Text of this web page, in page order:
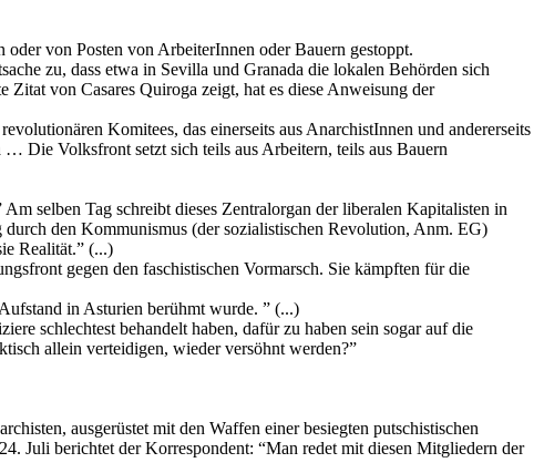
von Posten von ArbeiterInnen oder Bauern gestoppt.
zu, dass etwa in Sevilla und Granada die lokalen Behörden sich
von Casares Quiroga zeigt, hat es diese Anweisung der
Komitees, das einerseits aus AnarchistInnen und andererseits
Die Volksfront setzt sich teils aus Arbeitern, teils aus Bauern
selben Tag schreibt dieses Zentralorgan der liberalen Kapitalisten in
den Kommunismus (der sozialistischen Revolution, Anm. EG)
Realität.” (...)
gegen den faschistischen Vormarsch. Sie kämpften für die
in Asturien berühmt wurde. ” (...)
schlechtest behandelt haben, dafür zu haben sein sogar auf die
allein verteidigen, wieder versöhnt werden?”
ausgerüstet mit den Waffen einer besiegten putschistischen
Juli berichtet der Korrespondent: “Man redet mit diesen Mitgliedern der